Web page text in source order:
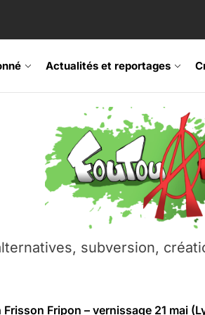
Actualités et reportages
subversion,
Frisson Fripon – vernissage 21 mai
Festival – Samedi 18 juillet
– Ŝtono, un livre réalisé par Michaël
contre l’A412 à l’Établi
Fripon – vernissage 21 mai